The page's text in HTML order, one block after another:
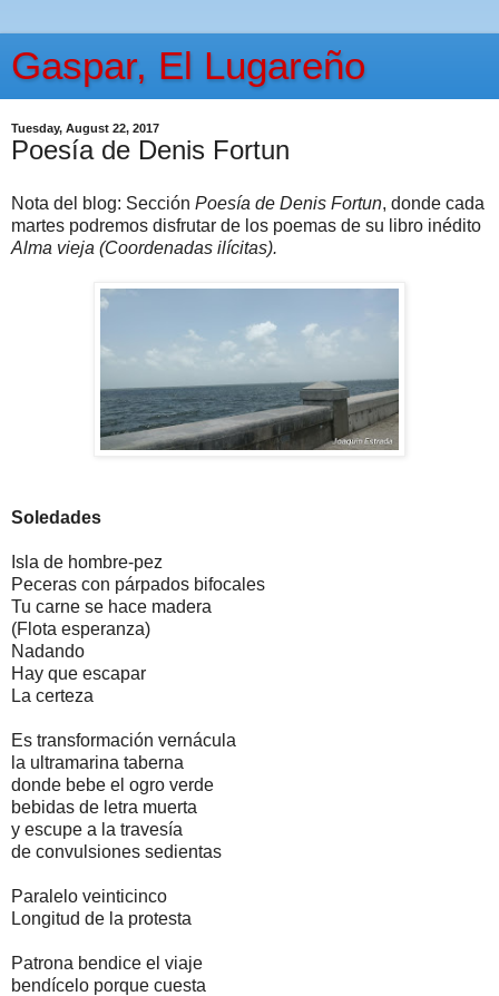
Gaspar, El Lugareño
Tuesday, August 22, 2017
Poesía de Denis Fortun
Nota del blog: Sección Poesía de Denis Fortun, donde cada
martes podremos disfrutar de los poemas de su libro inédito
Alma vieja (Coordenadas ilícitas).
Soledades
Isla de hombre-pez
Peceras con párpados bifocales
Tu carne se hace madera
(Flota esperanza)
Nadando
Hay que escapar
La certeza
Es transformación vernácula
la ultramarina taberna
donde bebe el ogro verde
bebidas de letra muerta
y escupe a la travesía
de convulsiones sedientas
Paralelo veinticinco
Longitud de la protesta
Patrona bendice el viaje
bendícelo porque cuesta